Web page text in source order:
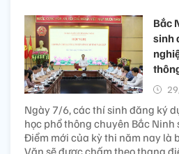
Bắc
sinh
Ngày 7/6, các thí sinh đăng ký
học phổ thông chuyên Bắc Ninh
Điểm mới của kỳ thi năm nay là
Văn sẽ được chấm theo thang